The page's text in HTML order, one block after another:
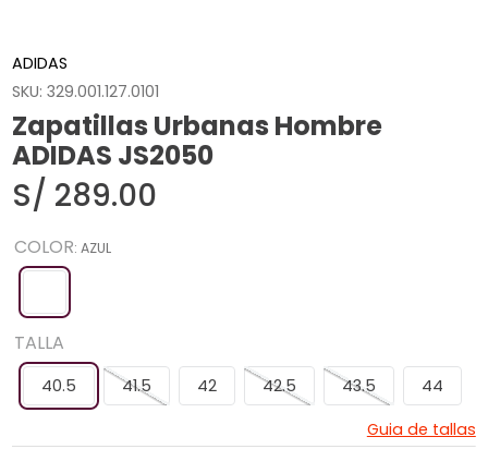
ADIDAS
SKU:329.001.127.0101
Zapatillas Urbanas Hombre
ADIDAS JS2050
S/ 289.00
COLOR: AZUL
TALLA
40.5 41.5 42 42.5 43.5
44
Guia de tallas